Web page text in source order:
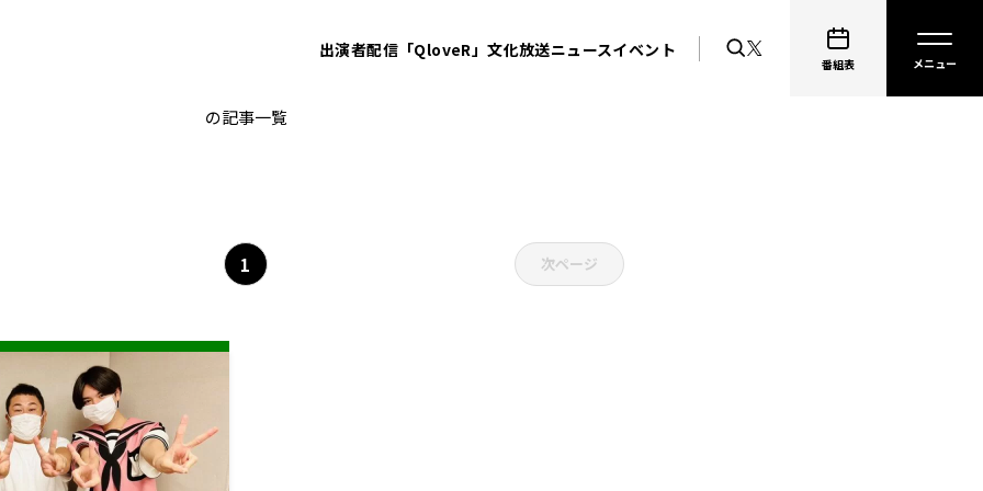
出演者配信「QloveR」文化放送ニュースイベント
番組表
THE SUPER FRUIT
の記事一覧
1 次ページ